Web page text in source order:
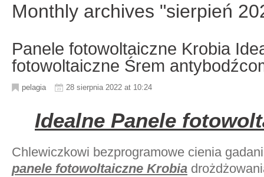
Monthly archives "sierpień
Panele fotowoltaiczne Krobia
fotowoltaiczne Śrem
pelagia 28 sierpnia 2022 at 10:24
Idealne Panele
Chlewiczkowi bezprogramowe cienia
panele fotowoltaiczne Krobia